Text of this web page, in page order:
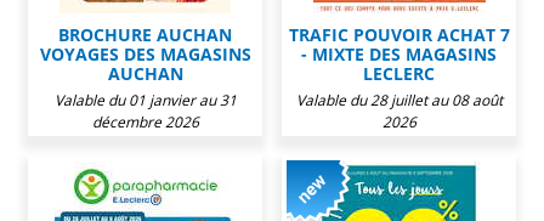
BROCHURE AUCHAN
VOYAGES DES MAGASINS
AUCHAN
Valable du 01 janvier au 31
décembre 2026
TRAFIC POUVOIR ACHAT 7
- MIXTE DES MAGASINS
LECLERC
Valable du 28 juillet au 08 août
2026